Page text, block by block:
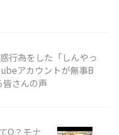
行為をした「しんやっ
アカウントが無事B
さんの声
Q？モナ